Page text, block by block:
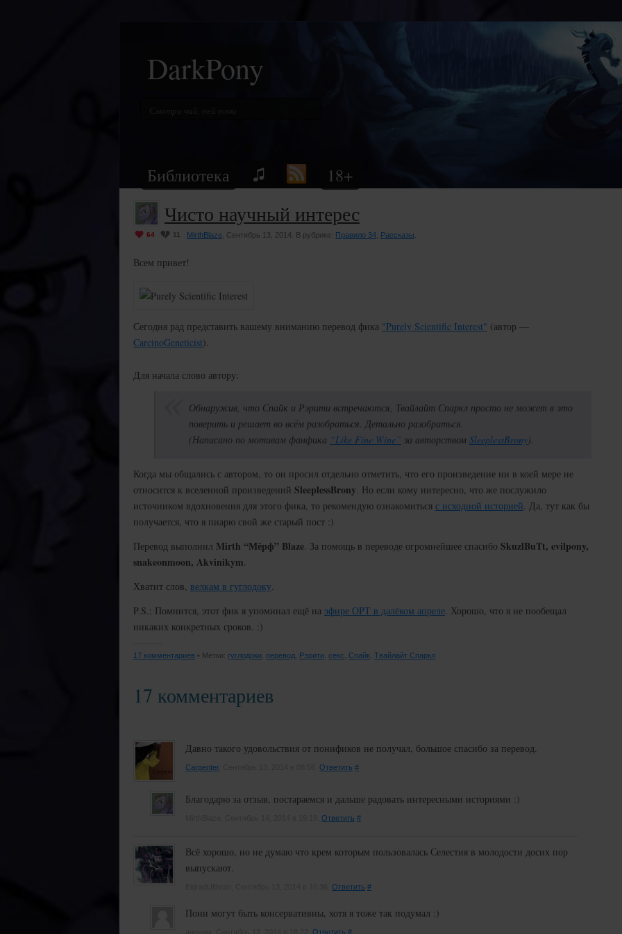
DarkPony
Библиотека 18+
Чисто научный интерес
64 11 MirthBlaze , Сентябрь 13, 2014. В рубрике: Правило 34 Рассказы
Всем привет!
Сегодня рад представить вашему вниманию перевод фика "Purely Scientific Interest" (автор —
CarcinoGeneticist).
Для начала слово автору:
Обнаружив, что Спайк и Рэрити встречаются, Твайлайт Спаркл просто не может в это
поверить и решает во всём разобраться. Детально разобраться.
(Написано по мотивам фанфика “Like Fine Wine” за авторством SleeplessBrony).
Когда мы общались с автором, то он просил отдельно отметить, что его произведение ни в коей мере не
относится к вселенной произведений SleeplessBrony. Но если кому интересно, что же послужило
источником вдохновения для этого фика, то рекомендую ознакомиться с исходной историей. Да, тут как бы
получается, что я пиарю свой же старый пост :)
Перевод выполнил Mirth “Мёрф” Blaze. За помощь в переводе огромнейшее спасибо SkuzlBuTt, evilpony,
snakeonmoon, Akvinikym.
Хватит слов, велкам в гуглодоку.
P.S.: Помнится, этот фик я упоминал ещё на эфире ОРТ в далёком апреле. Хорошо, что я не пообещал
никаких конкретных сроков. :)
17 комментариев • Метки: гуглодоки перевод Рэрити секс Спайк Твайлайт Спаркл
17 комментариев
Давно такого удовольствия от понификов не получал, большое спасибо за перевод.
Carpenter, Сентябрь 13, 2014 в 08:56. Ответить #
Благодарю за отзыв, постараемся и дальше радовать интересными историями :)
Ответить #
Всё хорошо, но не думаю что крем которым пользовалась Селестия в молодости досих пор
выпускают.
Ответить #
Пони могут быть консервативны, хотя я тоже так подумал :)
Ответить #